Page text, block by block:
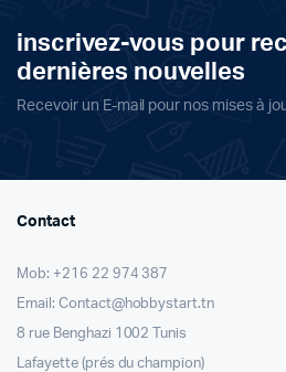
inscrivez-vous pour
dernières nouvelles
Recevoir un E-mail pour nos mises à
Contact
Mob: +216 22 974 387
Email: Contact@hobbystart.tn
8 rue Benghazi 1002 Tunis
Lafayette (prés du champion)